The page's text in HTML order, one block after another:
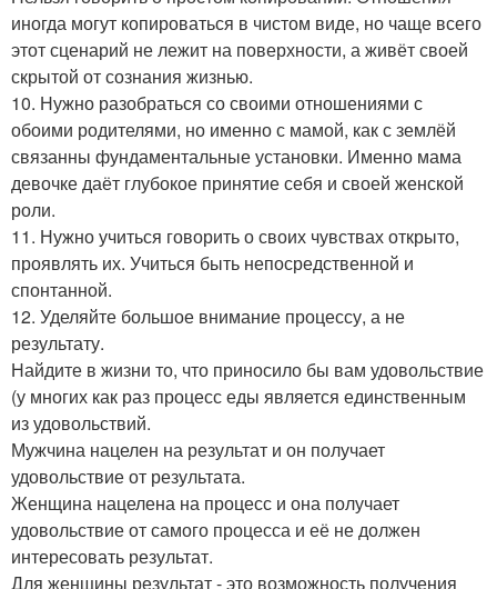
иногда могут копироваться в чистом виде, но чаще всего
этот сценарий не лежит на поверхности, а живёт своей
скрытой от сознания жизнью.
10. Нужно разобраться со своими отношениями с
обоими родителями, но именно с мамой, как с землёй
связанны фундаментальные установки. Именно мама
девочке даёт глубокое принятие себя и своей женской
роли.
11. Нужно учиться говорить о своих чувствах открыто,
проявлять их. Учиться быть непосредственной и
спонтанной.
12. Уделяйте большое внимание процессу, а не
результату.
Найдите в жизни то, что приносило бы вам удовольствие
(у многих как раз процесс еды является единственным
из удовольствий.
Мужчина нацелен на результат и он получает
удовольствие от результата.
Женщина нацелена на процесс и она получает
удовольствие от самого процесса и её не должен
интересовать результат.
Для женщины результат - это возможность получения